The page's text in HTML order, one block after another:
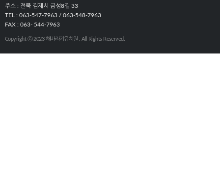
주소 : 전북 김제시 금성8길 33
TEL : 063-547-7963 / 063-548-7963
FAX : 063- 544-7963
Copyright ⓒ 2023 해바라기유치원 . All Rights Reserved.